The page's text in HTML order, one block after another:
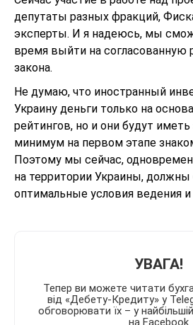
депутаты разных фракций,
эксперты. И я надеюсь, мы
время выйти на согласованную
закона.
Не думаю, что иностранный
Украину деньги только на
рейтингов, но и они будут иметь
минимум на первом этапе
Поэтому мы сейчас,
на территории Украины, должны
оптимальные условия ведения и
УВАГА!
Тепер ви можете читати
від «Дебету-Кредиту» у
обговорювати їх – у найбільшій
на Facebook